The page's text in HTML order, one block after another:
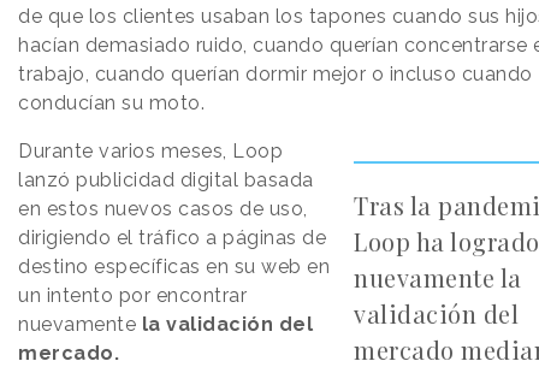
de que los clientes usaban los tapones cuando sus
hacían demasiado ruido, cuando querían concentrarse
trabajo, cuando querían dormir mejor o incluso cuando
conducían su moto.
Tras la
Loop ha logrado
nuevamente la
validación del
mercado
Durante varios meses, Loop
lanzó publicidad digital basada ​​
en estos nuevos casos de uso,
dirigiendo el tráfico a páginas de
destino específicas en su web en
un intento por encontrar
nuevamente la validación del
mercado.